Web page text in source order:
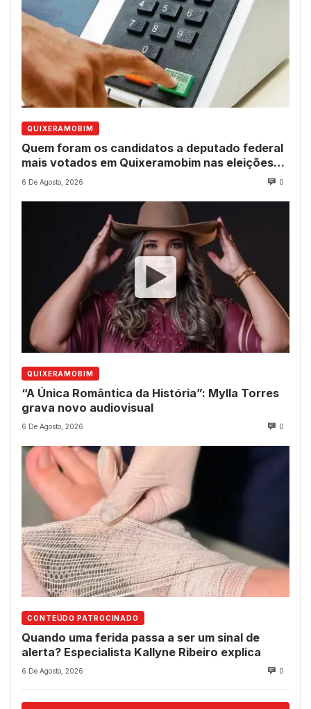
QUIXERAMOBIM
Quem foram os candidatos a deputado federal
mais votados em Quixeramobim nas eleições
de 2022?
6 De Agosto, 2026 0
QUIXERAMOBIM
“A Única Romântica da História”: Mylla Torres
grava novo audiovisual
6 De Agosto, 2026 0
CONTEÚDO PATROCINADO
Quando uma ferida passa a ser um sinal de
alerta? Especialista Kallyne Ribeiro explica
6 De Agosto, 2026 0